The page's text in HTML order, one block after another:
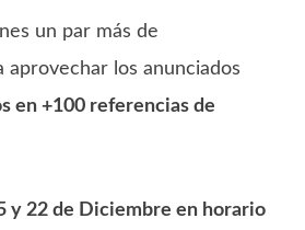
un par más de
aprovechar los anunciados
en +100 referencias de
y 22 de Diciembre en horario